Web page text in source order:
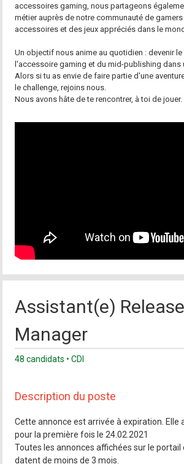
accessoires gaming, nous partageons
métier auprès de notre communauté de
accessoires et des jeux appréciés dans le
Un objectif nous anime au quotidien : devenir
l'accessoire gaming et du mid-publishing dans
Alors si tu as envie de faire partie d'une
le challenge, rejoins nous.
Nous avons hâte de te rencontrer, à toi de jouer.
Assistant(e) Release
Manager
48 candidats • CDI
Description du poste
Cette annonce est arrivée à expiration. Elle
pour la première fois le 24.02.2021
Toutes les annonces affichées sur le
datent de moins de 3 mois.